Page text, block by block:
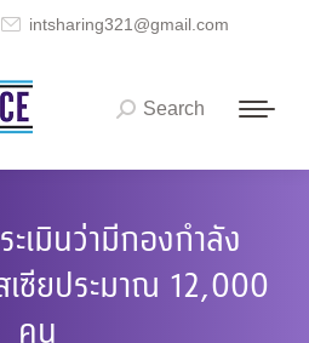
intsharing321@gmail.com
Search:
Search
เมินว่ามีกองกำลัง
เซียประมาณ 12,000